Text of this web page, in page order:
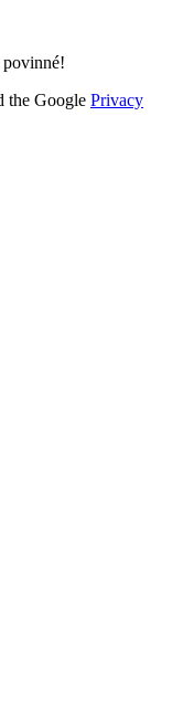
povinné!
the Google Privacy